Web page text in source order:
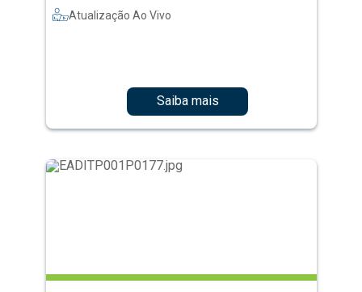
Atualização Ao Vivo
Saiba mais